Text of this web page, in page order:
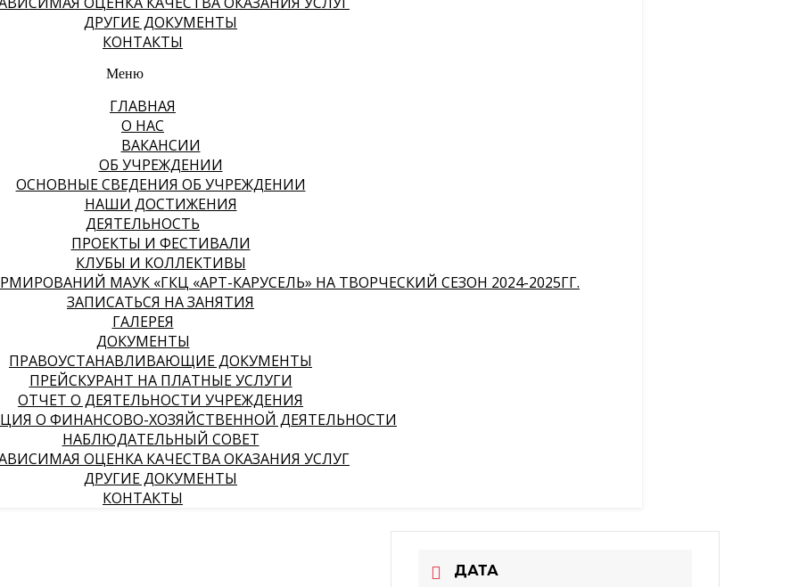
ДРУГИЕ ДОКУМЕНТЫ
КОНТАКТЫ
Меню
ГЛАВНАЯ
О НАС
ВАКАНСИИ
ОБ УЧРЕЖДЕНИИ
ОСНОВНЫЕ СВЕДЕНИЯ ОБ УЧРЕЖДЕНИИ
НАШИ ДОСТИЖЕНИЯ
ДЕЯТЕЛЬНОСТЬ
ПРОЕКТЫ И ФЕСТИВАЛИ
КЛУБЫ И КОЛЛЕКТИВЫ
МАУК «ГКЦ «АРТ-КАРУСЕЛЬ» НА ТВОРЧЕСКИЙ СЕЗОН 2024-2025ГГ.
ЗАПИСАТЬСЯ НА ЗАНЯТИЯ
ГАЛЕРЕЯ
ДОКУМЕНТЫ
ПРАВОУСТАНАВЛИВАЮЩИЕ ДОКУМЕНТЫ
ПРЕЙСКУРАНТ НА ПЛАТНЫЕ УСЛУГИ
ОТЧЕТ О ДЕЯТЕЛЬНОСТИ УЧРЕЖДЕНИЯ
О ФИНАНСОВО-ХОЗЯЙСТВЕННОЙ ДЕЯТЕЛЬНОСТИ
НАБЛЮДАТЕЛЬНЫЙ СОВЕТ
ОЦЕНКА КАЧЕСТВА ОКАЗАНИЯ УСЛУГ
ДРУГИЕ ДОКУМЕНТЫ
КОНТАКТЫ
ДАТА